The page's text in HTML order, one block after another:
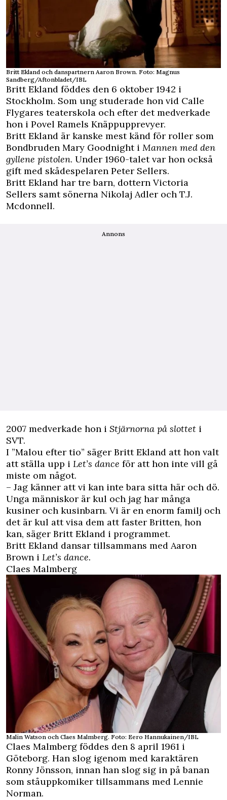
Britt Ekland och danspartnern Aaron Brown. Foto: Magnus
Sandberg/Aftonbladet/IBL
Britt Ekland föddes den 6 oktober 1942 i
Stockholm. Som ung studerade hon vid Calle
Flygares teaterskola och efter det medverkade
hon i Povel Ramels Knäppupprevyer.
Britt Ekland är kanske mest känd för roller som
Bondbruden Mary Goodnight i Mannen med den
gyllene pistolen. Under 1960-talet var hon också
gift med skådespelaren Peter Sellers.
Britt Ekland har tre barn, dottern Victoria
Sellers samt sönerna Nikolaj Adler och T.J.
Mcdonnell.
Annons
2007 medverkade hon i Stjärnorna på slottet i
SVT.
I ”Malou efter tio” säger Britt Ekland att hon valt
att ställa upp i Let’s dance för att hon inte vill gå
miste om något.
– Jag känner att vi kan inte bara sitta här och dö.
Unga människor är kul och jag har många
kusiner och kusinbarn. Vi är en enorm familj och
det är kul att visa dem att faster Britten, hon
kan, säger Britt Ekland i programmet.
Britt Ekland dansar tillsammans med Aaron
Brown i Let’s dance.
Claes Malmberg
Malin Watson och Claes Malmberg. Foto: Eero Hannukainen/IBL
Claes Malmberg föddes den 8 april 1961 i
Göteborg. Han slog igenom med karaktären
Ronny Jönsson, innan han slog sig in på banan
som ståuppkomiker tillsammans med Lennie
Norman.